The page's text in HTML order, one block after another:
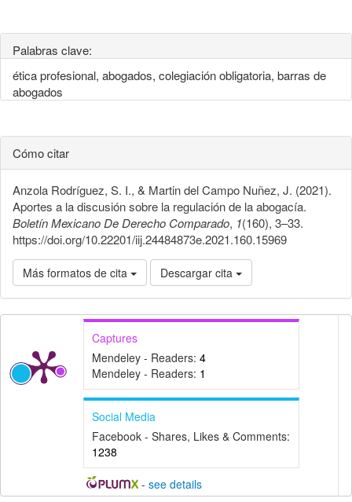
Palabras clave:
ética profesional, abogados, colegiación obligatoria, barras de
abogados
Cómo citar
Anzola Rodríguez, S. I., & Martin del Campo Nuñez, J. (2021).
Aportes a la discusión sobre la regulación de la abogacía.
Boletín Mexicano De Derecho Comparado, 1(160), 3–33.
https://doi.org/10.22201/iij.24484873e.2021.160.15969
Más formatos de cita Descargar cita
Captures
Mendeley - Readers: 4
Mendeley - Readers: 1
Social Media
Facebook - Shares, Likes & Comments:
1238
- see details